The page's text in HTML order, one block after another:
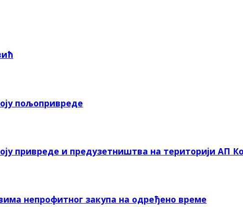
пољопривреде
привреде и предузетништва на територији АП
непрофитног закупа на одређено време